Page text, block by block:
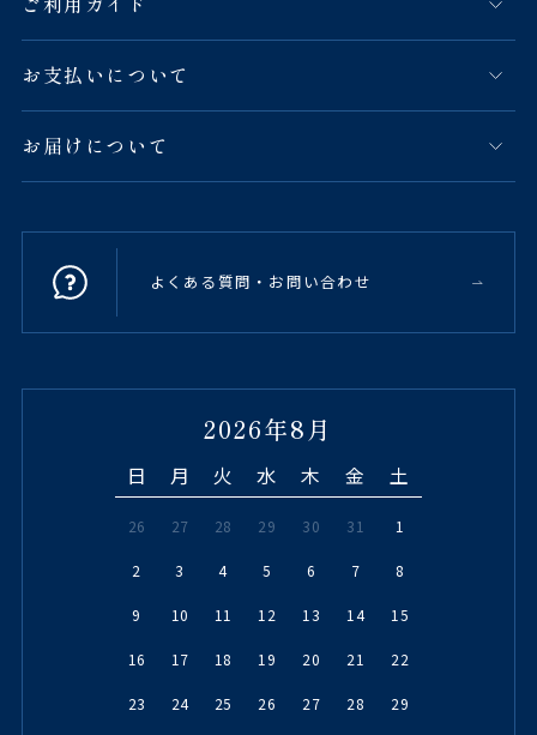
お支払いについて
お届けについて
よくある質問・お問い合わせ
2026年8月
日 月 火 水 木 金 土
26 27 28 29 30 31 1
2 3 4 5 6 7 8
9 10 11 12 13 14 15
16 17 18 19 20 21 22
23 24 25 26 27 28 29